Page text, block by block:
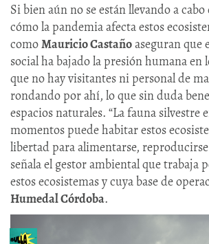
Si bien aún no se están llevando a
cómo la pandemia afecta estos
comoMauricio Castañoaseguran que
social ha bajado la presión humana en
que no hay visitantes ni personal de
rondando por ahí, lo que sin duda
espacios naturales. “La fauna silvestre
momentos puede habitar estos
libertad para alimentarse,
señala el gestor ambiental que trabaja
estos ecosistemas y cuya base de
Humedal Córdoba.